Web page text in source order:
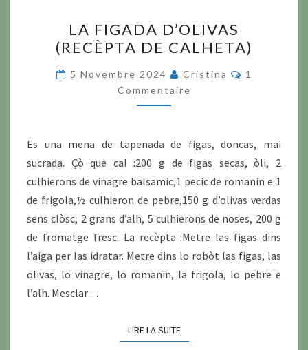
FIGADA
D’OLIVAS
(RECÈPTA
DE
CALHETA)
LA FIGADA D’OLIVAS
(RECÈPTA DE CALHETA)
5 Novembre 2024 Cristina
1
Commentaire
Es una mena de tapenada de figas, doncas, mai
sucrada. Çò que cal :200 g de figas secas, òli, 2
culhierons de vinagre balsamic,1 pecic de romanin e 1
de frigola,½ culhieron de pebre,150 g d’olivas verdas
sens clòsc, 2 grans d’alh, 5 culhierons de noses, 200 g
de fromatge fresc. La recèpta :Metre las figas dins
l’aiga per las idratar. Metre dins lo robòt las figas, las
olivas, lo vinagre, lo romanin, la frigola, lo pebre e
l’alh. Mesclar…
LIRE LA SUITELIRE LA SUITE